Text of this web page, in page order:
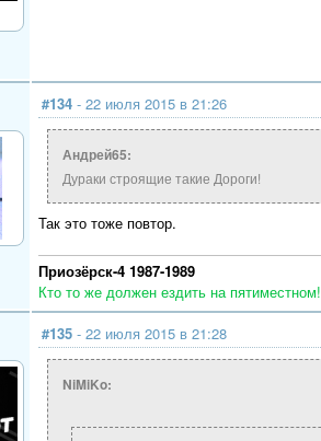
#134 - 22 июля 2015 в 21:26
Андрей65:
Дураки строящие такие Дороги!
Так это тоже повтор.
Приозёрск-4 1987-1989
Кто то же должен ездить на пятиместном!
#135 - 22 июля 2015 в 21:28
NiMiKo: